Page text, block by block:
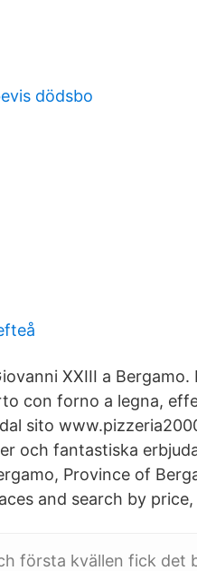
dödsbo
XXIII a Bergamo.
con forno a legna,
sito
och fantastiska
Province of
and search by
första kvällen fick det